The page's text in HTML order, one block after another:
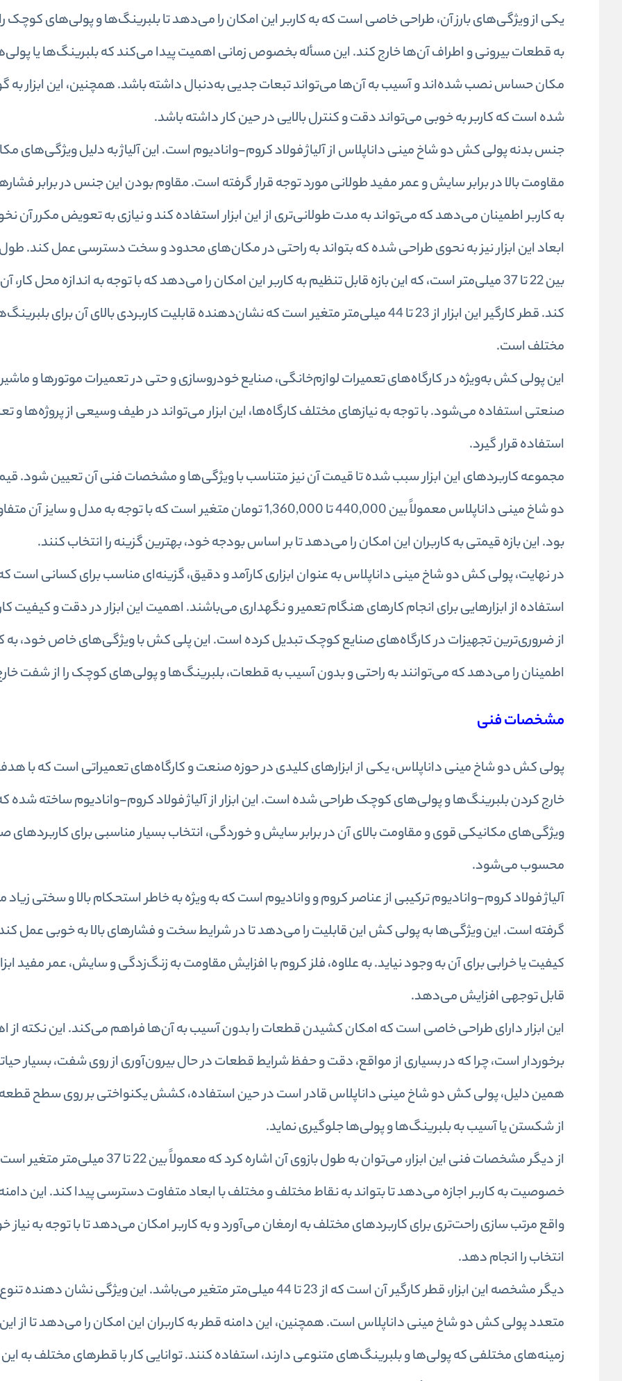
یکی از ویژگی‌های بارز آن، طراحی خاصی است که به کاربر این امکان را می‌دهد تا بلبرینگ‌ها و پولی‌های کوچک
به قطعات بیرونی و اطراف آن‌ها خارج کند. این مسأله بخصوص زمانی اهمیت پیدا می‌کند که بلبرینگ‌ها یا
مکان حساس نصب شده‌اند و آسیب به آن‌ها می‌تواند تبعات جدیی به‌دنبال داشته باشد. همچنین، این ابزار به
شده است که کاربر به خوبی می‌تواند دقت و کنترل بالایی در حین کار داشته باشد.
جنس بدنه پولی کش دو شاخ مینی داناپلاس از آلیاژ فولاد کروم-وانادیوم است. این آلیاژ به‌ دلیل ویژگی‌های
مقاومت بالا در برابر سایش و عمر مفید طولانی مورد توجه قرار گرفته است. مقاوم بودن این جنس در برابر
به کاربر اطمینان می‌دهد که می‌تواند به مدت طولانی‌تری از این ابزار استفاده کند و نیازی به تعویض مکرر آن
ابعاد این ابزار نیز به نحوی طراحی شده که بتواند به راحتی در مکان‌های محدود و سخت دسترسی عمل کند. طول
بین 22 تا 37 میلی‌متر است، که این بازه قابل تنظیم به کاربر این امکان را می‌دهد که با توجه به اندازه محل کار،
کند. قطر کارگیر این ابزار از 23 تا 44 میلی‌متر متغیر است که نشان‌دهنده قابلیت کاربردی بالای آن برای
مختلف است.
این پولی کش به‌ویژه در کارگاه‌های تعمیرات لوازم‌خانگی، صنایع خودروسازی و حتی در تعمیرات موتورها و
صنعتی استفاده می‌شود. با توجه به نیازهای مختلف کارگاه‌ها، این ابزار می‌تواند در طیف وسیعی از پروژه‌ها و
استفاده قرار گیرد.
مجموعه کاربردهای این ابزار سبب شده تا قیمت آن نیز متناسب با ویژگی‌ها و مشخصات فنی آن تعیین شود.
دو شاخ مینی داناپلاس معمولاً بین 440,000 تا 1,360,000 تومان متغیر است که با توجه به مدل و
بود. این بازه قیمتی به کاربران این امکان را می‌دهد تا بر اساس بودجه خود، بهترین گزینه را انتخاب کنند.
در نهایت، پولی کش دو شاخ مینی داناپلاس به عنوان ابزاری کارآمد و دقیق، گزینه‌ای مناسب برای کسانی است
استفاده از ابزارهایی برای انجام کارهای هنگام تعمیر و نگهداری می‌باشند. اهمیت این ابزار در دقت و کیفیت
از ضروری‌ترین تجهیزات در کارگاه‌های صنایع کوچک تبدیل کرده است. این پلی کش با ویژگی‌های خاص خود، به
اطمینان را می‌دهد که می‌توانند به راحتی و بدون آسیب به قطعات، بلبرینگ‌ها و پولی‌های کوچک را از شفت
مشخصات فنی
پولی کش دو شاخ مینی داناپلاس، یکی از ابزارهای کلیدی در حوزه صنعت و کارگاه‌های تعمیراتی است که با
خارج کردن بلبرینگ‌ها و پولی‌های کوچک طراحی شده است. این ابزار از آلیاژ فولاد کروم-وانادیوم ساخته شده
ویژگی‌های مکانیکی قوی و مقاومت بالای آن در برابر سایش و خوردگی، انتخاب بسیار مناسبی برای کاربردهای
محسوب می‌شود.
آلیاژ فولاد کروم-وانادیوم ترکیبی از عناصر کروم و وانادیوم است که به ویژه به خاطر استحکام بالا و سختی زیاد
گرفته است. این ویژگی‌ها به پولی کش این قابلیت را می‌دهد تا در شرایط سخت و فشارهای بالا به خوبی عمل
کیفیت یا خرابی برای آن به وجود نیاید. به علاوه، فلز کروم با افزایش مقاومت به زنگ‌زدگی و سایش، عمر مفید
قابل توجهی افزایش می‌دهد.
این ابزار دارای طراحی خاصی است که امکان کشیدن قطعات را بدون آسیب به آن‌ها فراهم می‌کند. این نکته از
برخوردار است، چرا که در بسیاری از مواقع، دقت و حفظ شرایط قطعات در حال بیرون‌آوری از روی شفت، بسیار
همین دلیل، پولی کش دو شاخ مینی داناپلاس قادر است در حین استفاده، کشش یکنواختی بر روی سطح قطعه
از شکستن یا آسیب به بلبرینگ‌ها و پولی‌ها جلوگیری نماید.
از دیگر مشخصات فنی این ابزار، می‌توان به طول بازوی آن اشاره کرد که معمولاً بین 22 تا 37
خصوصیت به کاربر اجازه می‌دهد تا بتواند به نقاط مختلف و مختلف با ابعاد متفاوت دسترسی پیدا کند. این
واقع مرتب سازی راحت‌تری برای کاربردهای مختلف به ارمغان می‌آورد و به کاربر امکان می‌دهد تا با توجه به نیاز
انتخاب را انجام دهد.
دیگر مشخصه این ابزار، قطر کارگیر آن است که از 23 تا 44 میلی‌متر متغیر می‌باشد. این ویژگی
متعدد پولی کش دو شاخ مینی داناپلاس است. همچنین، این دامنه قطر به کاربران این امکان را می‌دهد تا از این
زمینه‌های مختلفی که پولی‌ها و بلبرینگ‌های متنوعی دارند، استفاده کنند. توانایی کار با قطرهای مختلف به